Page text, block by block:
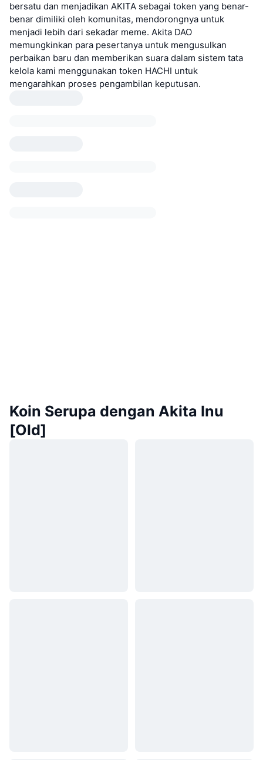
bersatu dan menjadikan AKITA sebagai token yang benar-
benar dimiliki oleh komunitas, mendorongnya untuk
menjadi lebih dari sekadar meme. Akita DAO
memungkinkan para pesertanya untuk mengusulkan
perbaikan baru dan memberikan suara dalam sistem tata
kelola kami menggunakan token HACHI untuk
mengarahkan proses pengambilan keputusan.
Koin Serupa dengan Akita Inu
[Old]